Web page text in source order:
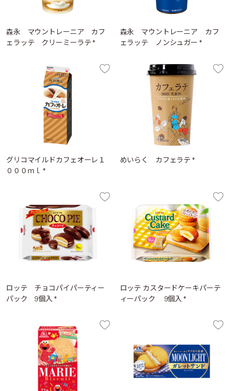
森永 マウントレーニア カフ
ェラッテ クリーミーラテ *
森永 マウントレーニア カフ
ェラッテ ノンシュガー *
グリコマイルドカフェオーレ１
０００ｍｌ *
めいらく カフェラテ *
ロッテ チョコパイパーティー
パック 9個入 *
ロッテ カスタードケーキパーテ
ィーパック 9個入 *